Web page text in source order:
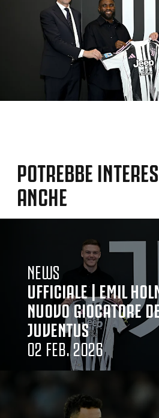
POTREBBE
ANCHE
NEWS
UFFICIALE | EMIL
NUOVO GIOCATORE
JUVENTUS
02 FEB. 2026